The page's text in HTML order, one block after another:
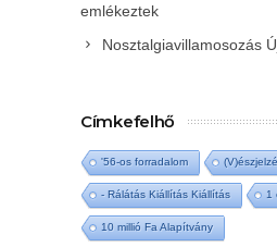
emlékeztek
Nosztalgiavillamosozás
Címkefelhő
'56-os forradalom
- Rálátás Kiállítás Kiállítás 1
10 millió Fa Alapítvány